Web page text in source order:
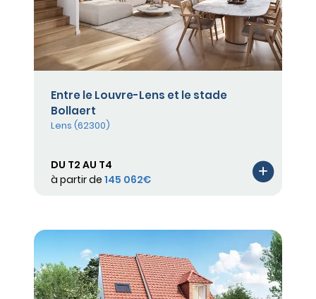
Entre le Louvre-Lens et le stade
Bollaert
Lens (62300)
DU T2 AU T4
à partir de 145 062€